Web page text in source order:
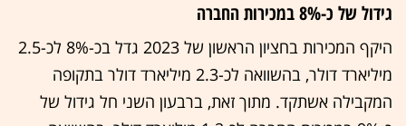
גידול של כ-8% במכירות החברה
היקף המכירות בחציון הראשון של 2023 גדל בכ-8% לכ-2.5
מיליארד דולר, בהשוואה לכ-2.3 מיליארד דולר בתקופה
המקבילה אשתקד. מתוך זאת, ברבעון השני חל גידול של